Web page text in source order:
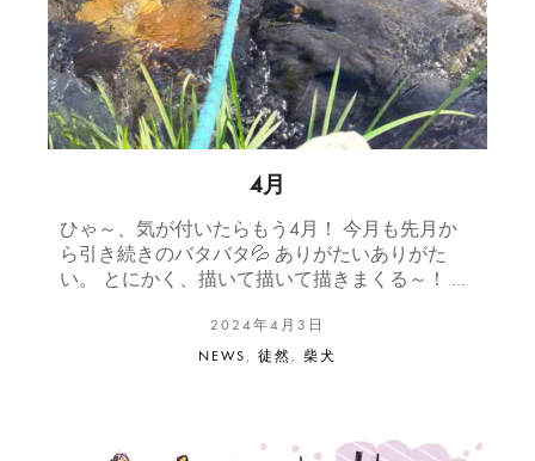
4月
ひゃ～、気が付いたらもう4月！ 今月も先月か
ら引き続きのバタバタ💦 ありがたいありがた
い。 とにかく、描いて描いて描きまくる～！ …
2024年4月3日
NEWS
徒然 柴犬